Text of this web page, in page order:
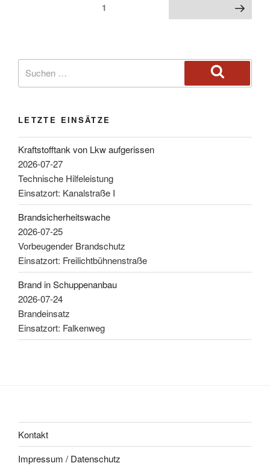
1
LETZTE EINSÄTZE
Kraftstofftank von Lkw aufgerissen
2026-07-27
Technische Hilfeleistung
Einsatzort: Kanalstraße I
Brandsicherheitswache
2026-07-25
Vorbeugender Brandschutz
Einsatzort: Freilichtbühnenstraße
Brand in Schuppenanbau
2026-07-24
Brandeinsatz
Einsatzort: Falkenweg
Kontakt
Impressum / Datenschutz